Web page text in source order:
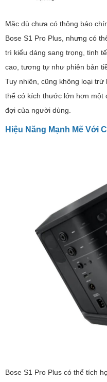
Mặc dù chưa có thông báo
Bose S1 Pro Plus, nhưng có
trì kiểu dáng sang trọng, tinh
cao, tương tự như phiên bản
Tuy nhiên, cũng không loại
thể có kích thước lớn hơn một
đợi của người dùng.
Hiệu Năng Mạnh Mẽ Với
Bose S1 Pro Plus có thể tích